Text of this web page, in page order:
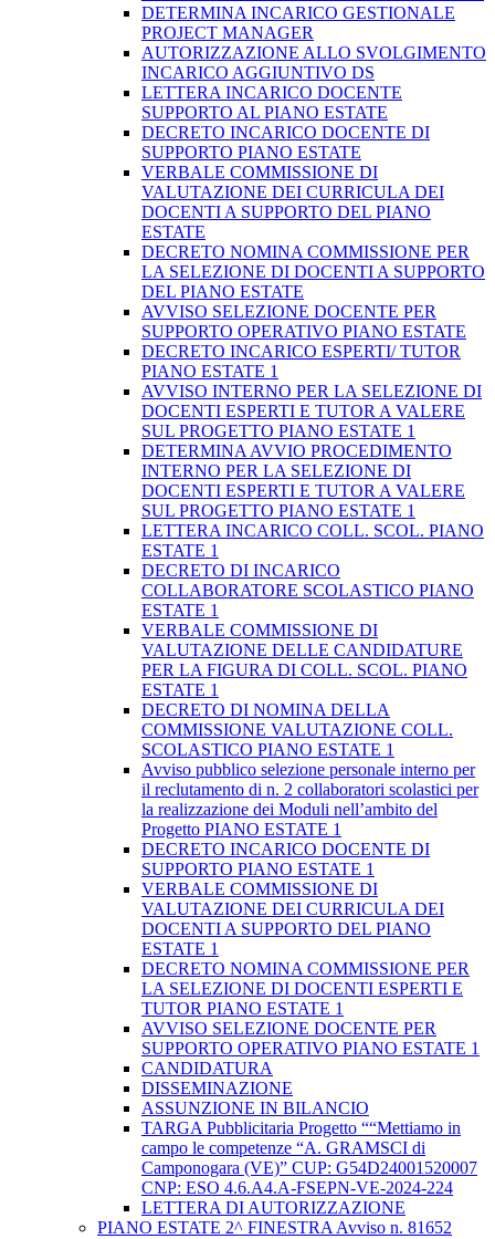
DETERMINA INCARICO GESTIONALE
PROJECT MANAGER
AUTORIZZAZIONE ALLO SVOLGIMENTO
INCARICO AGGIUNTIVO DS
LETTERA INCARICO DOCENTE
SUPPORTO AL PIANO ESTATE
DECRETO INCARICO DOCENTE DI
SUPPORTO PIANO ESTATE
VERBALE COMMISSIONE DI
VALUTAZIONE DEI CURRICULA DEI
DOCENTI A SUPPORTO DEL PIANO
ESTATE
DECRETO NOMINA COMMISSIONE PER
LA SELEZIONE DI DOCENTI A SUPPORTO
DEL PIANO ESTATE
AVVISO SELEZIONE DOCENTE PER
SUPPORTO OPERATIVO PIANO ESTATE
DECRETO INCARICO ESPERTI/ TUTOR
PIANO ESTATE 1
AVVISO INTERNO PER LA SELEZIONE DI
DOCENTI ESPERTI E TUTOR A VALERE
SUL PROGETTO PIANO ESTATE 1
DETERMINA AVVIO PROCEDIMENTO
INTERNO PER LA SELEZIONE DI
DOCENTI ESPERTI E TUTOR A VALERE
SUL PROGETTO PIANO ESTATE 1
LETTERA INCARICO COLL. SCOL. PIANO
ESTATE 1
DECRETO DI INCARICO
COLLABORATORE SCOLASTICO PIANO
ESTATE 1
VERBALE COMMISSIONE DI
VALUTAZIONE DELLE CANDIDATURE
PER LA FIGURA DI COLL. SCOL. PIANO
ESTATE 1
DECRETO DI NOMINA DELLA
COMMISSIONE VALUTAZIONE COLL.
SCOLASTICO PIANO ESTATE 1
Avviso pubblico selezione personale interno per
il reclutamento di n. 2 collaboratori scolastici per
la realizzazione dei Moduli nell’ambito del
Progetto PIANO ESTATE 1
DECRETO INCARICO DOCENTE DI
SUPPORTO PIANO ESTATE 1
VERBALE COMMISSIONE DI
VALUTAZIONE DEI CURRICULA DEI
DOCENTI A SUPPORTO DEL PIANO
ESTATE 1
DECRETO NOMINA COMMISSIONE PER
LA SELEZIONE DI DOCENTI ESPERTI E
TUTOR PIANO ESTATE 1
AVVISO SELEZIONE DOCENTE PER
SUPPORTO OPERATIVO PIANO ESTATE 1
CANDIDATURA
DISSEMINAZIONE
ASSUNZIONE IN BILANCIO
TARGA Pubblicitaria Progetto ““Mettiamo in
campo le competenze “A. GRAMSCI di
Camponogara (VE)” CUP: G54D24001520007
CNP: ESO 4.6.A4.A-FSEPN-VE-2024-224
LETTERA DI AUTORIZZAZIONE
PIANO ESTATE 2^ FINESTRA Avviso n. 81652